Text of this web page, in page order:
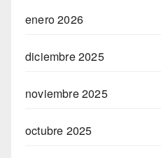
enero 2026
diciembre 2025
noviembre 2025
octubre 2025